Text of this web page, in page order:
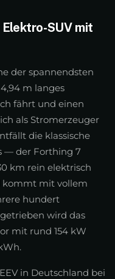
SUV mit
der spannendsten
m langes
fährt und einen
als Stromerzeuger
die klassische
— der Forthing 7
km rein elektrisch
kommt mit vollem
hundert
wird das
mit rund 154 kW
in Deutschland bei